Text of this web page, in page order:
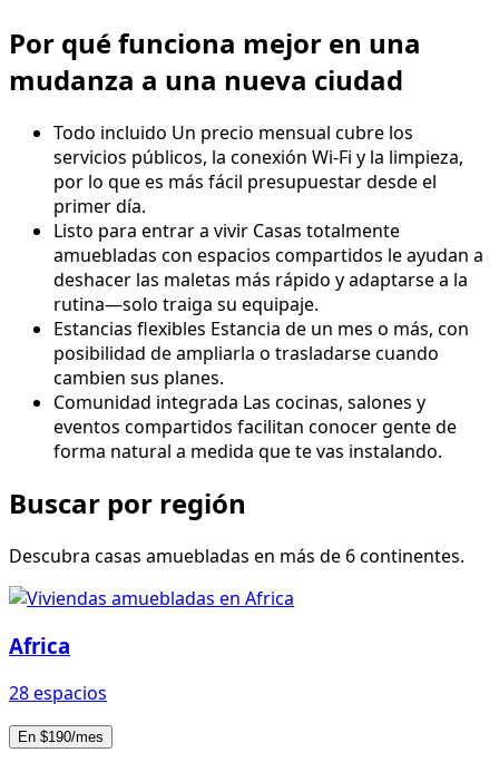
Por qué funciona mejor en una
mudanza a una nueva ciudad
Todo incluido Un precio mensual cubre los
servicios públicos, la conexión Wi-Fi y la limpieza,
por lo que es más fácil presupuestar desde el
primer día.
Listo para entrar a vivir Casas totalmente
amuebladas con espacios compartidos le ayudan a
deshacer las maletas más rápido y adaptarse a la
rutina—solo traiga su equipaje.
Estancias flexibles Estancia de un mes o más, con
posibilidad de ampliarla o trasladarse cuando
cambien sus planes.
Comunidad integrada Las cocinas, salones y
eventos compartidos facilitan conocer gente de
forma natural a medida que te vas instalando.
Buscar por región
Descubra casas amuebladas en más de 6 continentes.
Africa
28 espacios
En $190/mes